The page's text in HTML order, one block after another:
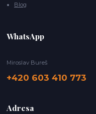
Blog
WhatsApp
Miroslav Bureš
+420 603 410 773
Adresa